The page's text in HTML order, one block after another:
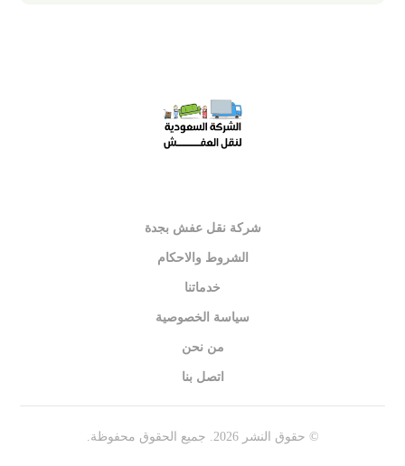
شركة نقل عفش بجدة
الشروط والاحكام
خدماتنا
سياسة الخصوصية
من نحن
اتصل بنا
© حقوق النشر 2026. جميع الحقوق محفوظة.